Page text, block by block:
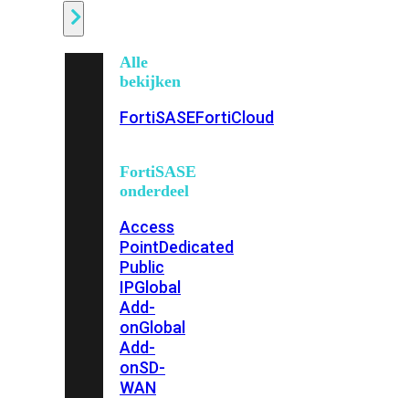
Alle
bekijken
FortiSASEFortiCloud
FortiSASE
onderdeel
Access
PointDedicated
Public
IPGlobal
Add-
onGlobal
Add-
onSD-
WAN